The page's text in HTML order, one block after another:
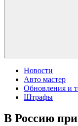
Новости
Авто мастер
Обновления и
Штрафы
В Россию